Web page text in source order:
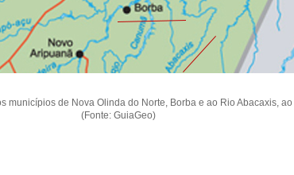
municípios de Nova Olinda do Norte, Borba e ao Rio Abacaxis,
(Fonte: GuiaGeo)